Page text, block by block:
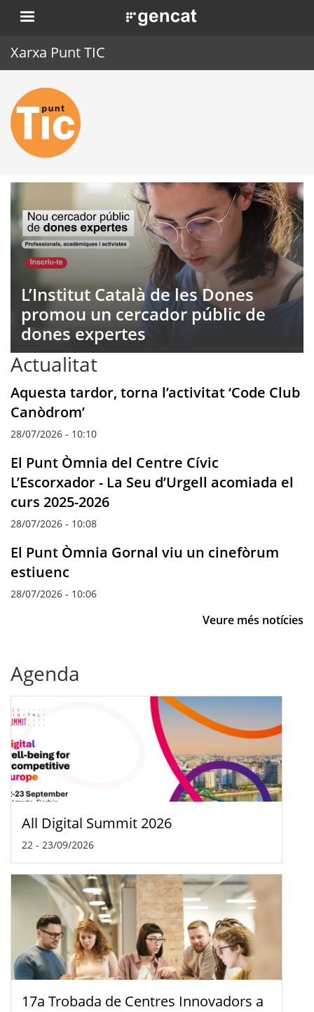
Vés
al
. Obre en una nova finestra.
Xarxa Punt TIC
Inici
Punt TIC
Actualitat
Formació
Eines
L’Institut Català de les Dones
promou un cercador públic de
dones expertes
Actualitat
Aquesta tardor, torna l’activitat ‘Code Club
Canòdrom’
28/07/2026 - 10:10
El Punt Òmnia del Centre Cívic
L’Escorxador - La Seu d’Urgell acomiada el
curs 2025-2026
28/07/2026 - 10:08
El Punt Òmnia Gornal viu un cinefòrum
estiuenc
28/07/2026 - 10:06
Veure més notícies
Agenda
All Digital Summit 2026
22 - 23/09/2026
17a Trobada de Centres Innovadors a